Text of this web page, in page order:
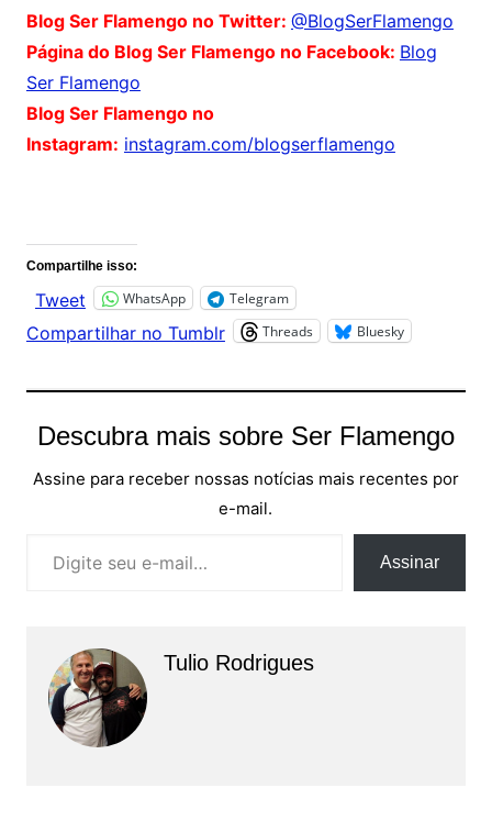
Blog Ser Flamengo no Twitter: @BlogSerFlamengo
Página do Blog Ser Flamengo no Facebook: Blog
Ser Flamengo
Blog Ser Flamengo no
Instagram: instagram.com/blogserflamengo
Compartilhe isso:
Tweet WhatsApp Telegram
Compartilhar no Tumblr Threads Bluesky
Descubra mais sobre Ser Flamengo
Assine para receber nossas notícias mais recentes por
e-mail.
Assinar
Tulio Rodrigues